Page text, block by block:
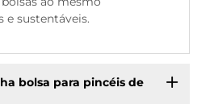
sustentáveis.
bolsa para pincéis de